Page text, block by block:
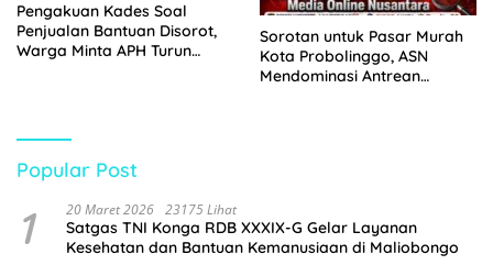
Pengakuan Kades Soal
Penjualan Bantuan Disorot,
Warga Minta APH Turun
Sorotan untuk Pasar Murah
Kota Probolinggo, ASN
Mendominasi Antrean
Popular Post
1 20 Maret 2026 23175 Lihat
Satgas TNI Konga RDB XXXIX-G Gelar Layanan
Kesehatan dan Bantuan Kemanusiaan di Maliobongo